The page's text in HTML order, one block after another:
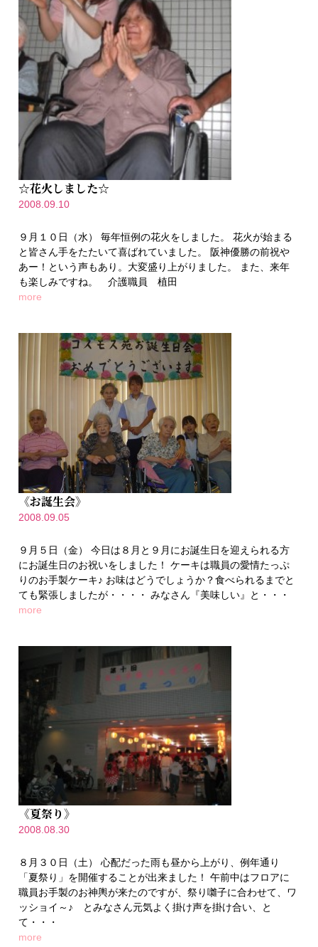
☆花火しました☆
2008.09.10
９月１０日（水） 毎年恒例の花火をしました。 花火が始まる
と皆さん手をたたいて喜ばれていました。 阪神優勝の前祝や
あー！という声もあり。大変盛り上がりました。 また、来年
も楽しみですね。 介護職員 植田
more
《お誕生会》
2008.09.05
９月５日（金） 今日は８月と９月にお誕生日を迎えられる方
にお誕生日のお祝いをしました！ ケーキは職員の愛情たっぷ
りのお手製ケーキ♪ お味はどうでしょうか？食べられるまでと
ても緊張しましたが・・・・ みなさん『美味しい』と・・・
more
《夏祭り》
2008.08.30
８月３０日（土） 心配だった雨も昼から上がり、例年通り
「夏祭り」を開催することが出来ました！ 午前中はフロアに
職員お手製のお神輿が来たのですが、祭り囃子に合わせて、ワ
ッショイ～♪ とみなさん元気よく掛け声を掛け合い、と
て・・・
more